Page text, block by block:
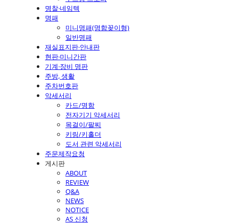
명찰·네임텍
명패
미니명패(명함꽂이형)
일반명패
재실표지판·안내판
현판·미니간판
기계·장비 명판
주방, 생활
주차번호판
악세서리
카드/명함
전자기기 악세서리
목걸이/팔찌
키링/키홀더
도서 관련 악세서리
주문제작요청
게시판
ABOUT
REVIEW
Q&A
NEWS
NOTICE
AS 신청